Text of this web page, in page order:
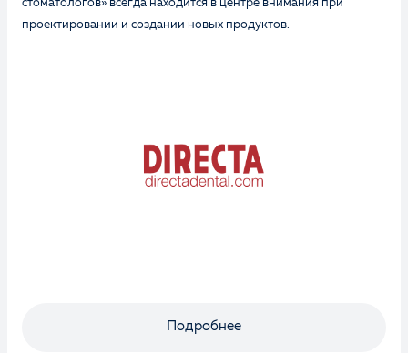
стоматологов» всегда находится в центре внимания при
проектировании и создании новых продуктов.
Подробнее